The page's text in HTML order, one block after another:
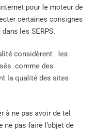
pour le moteur de
certaines consignes
les SERPS.
considèrent les
comme des
la qualité des sites
à ne pas avoir de tel
pas faire l’objet de